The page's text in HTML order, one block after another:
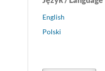
English
Polski